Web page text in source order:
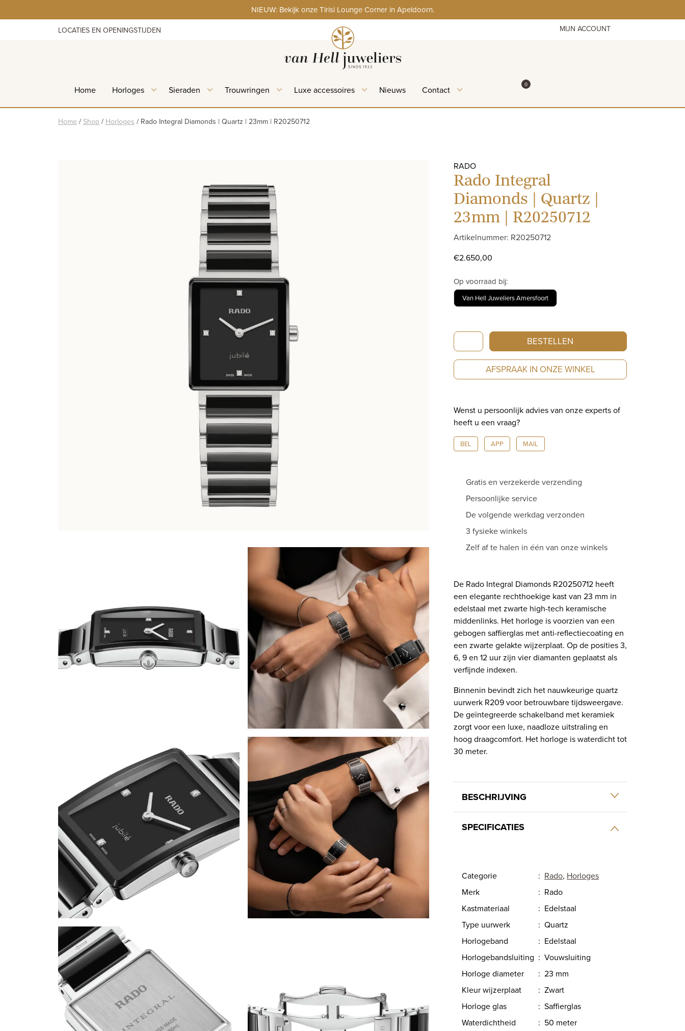
to
NIEUW: Bekijk onze Tirisi Lounge Corner in Apeldoorn.
LOCATIES EN OPENINGSTIJDEN MIJN ACCOUNT
Home Horloges Sieraden Trouwringen Luxe accessoires Nieuws Contact WINKELMAND
0ITEMS IN WINKELMAND
Home / Shop / Horloges / Rado Integral Diamonds | Quartz | 23mm | R20250712
RADO
Rado Integral
Diamonds | Quartz |
23mm | R20250712
Artikelnummer: R20250712
€2.650,00
Op voorraad bij:
Van Hell Juweliers Amersfoort
Rado
Integral
Diamonds
23mm
|
R20250712
aantal
BESTELLEN
AFSPRAAK IN ONZE WINKEL
Wenst u persoonlijk advies van onze experts of
heeft u een vraag?
BEL APP MAIL
Gratis en verzekerde verzending
Persoonlijke service
De volgende werkdag verzonden
3 fysieke winkels
Zelf af te halen in één van onze winkels
De Rado Integral Diamonds R20250712 heeft
een elegante rechthoekige kast van 23 mm in
edelstaal met zwarte high-tech keramische
middenlinks. Het horloge is voorzien van een
gebogen saffierglas met anti-reflectiecoating en
een zwarte gelakte wijzerplaat. Op de posities 3,
6, 9 en 12 uur zijn vier diamanten geplaatst als
verfijnde indexen.
Binnenin bevindt zich het nauwkeurige quartz
uurwerk R209 voor betrouwbare tijdsweergave.
De geïntegreerde schakelband met keramiek
zorgt voor een luxe, naadloze uitstraling en
hoog draagcomfort. Het horloge is waterdicht tot
30 meter.
BESCHRIJVING
SPECIFICATIES
Categorie : Rado, Horloges
Merk
: Rado
Kastmateriaal
: Edelstaal
Type uurwerk
: Quartz
Horlogeband
: Edelstaal
Horlogebandsluiting : Vouwsluiting
Horloge diameter
: 23 mm
Kleur wijzerplaat
: Zwart
Horloge glas
: Saffierglas
Waterdichtheid
: 50 meter